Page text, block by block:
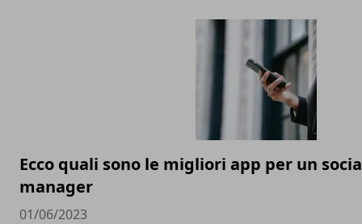
Ecco quali sono le migliori app per un
manager
01/06/2023